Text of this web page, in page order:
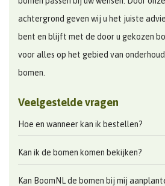
achtergrond geven wij u het juiste
bent en blijft met de door u gekozen
voor alles op het gebied van
bomen.
Veelgestelde vragen
Hoe en wanneer kan ik bestellen?
Kan ik de bomen komen bekijken?
Kan BoomNL de bomen bij mij